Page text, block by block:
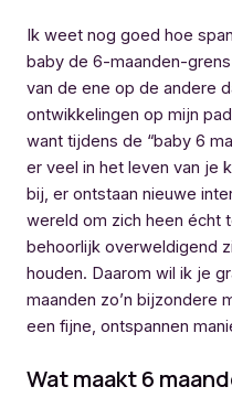
Ik weet nog goed hoe
baby de 6-maanden-
van de ene op de andere
ontwikkelingen op mijn
want tijdens de “baby 6
er veel in het leven van je
bij, er ontstaan nieuwe
wereld om zich heen écht
behoorlijk overweldigend
houden. Daarom wil ik je
maanden zo’n bijzondere
een fijne, ontspannen
Wat maakt 6